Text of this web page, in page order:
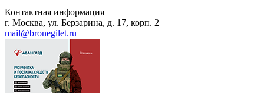
Контактная информация
г. Москва, ул. Берзарина, д. 17, корп. 2
mail@bronegilet.ru